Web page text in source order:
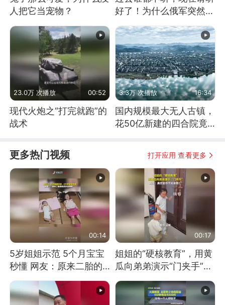
人把它当宠物？
好了！为什么俄军突然强
23.0万 次播放 00:52
现代火炮之“打完就跑”的
战术
3.3万 次播放 16:34
国内规模最大无人古镇，
花50亿新建的四合院竟
更多热门视频 打开应用 查看更多
00:14
5岁姐姐示范 5个月宝宝
秒懂 网友：原来二胎的
快乐长这样
00:17
姐姐的“硬核教育”，用黄
瓜向弟弟演示“门夹手”，
网友：果然言传不如身
教！